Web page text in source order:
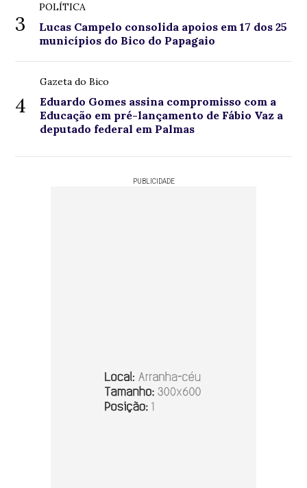
3
POLÍTICA
Lucas Campelo consolida apoios em 17 dos 25
municípios do Bico do Papagaio
4
Gazeta do Bico
Eduardo Gomes assina compromisso com a
Educação em pré-lançamento de Fábio Vaz a
deputado federal em Palmas
PUBLICIDADE